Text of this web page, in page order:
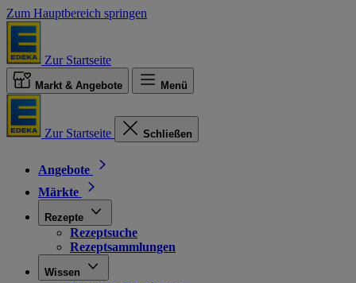
Zum Hauptbereich springen
Zur Startseite
Markt & Angebote Menü
Zur Startseite Schließen
Angebote
Märkte
Rezepte
Rezeptsuche
Rezeptsammlungen
Wissen